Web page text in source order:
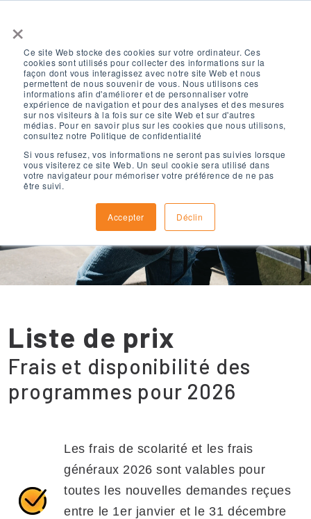
×
Ce site Web stocke des cookies sur votre ordinateur. Ces
cookies sont utilisés pour collecter des informations sur la
façon dont vous interagissez avec notre site Web et nous
permettent de nous souvenir de vous. Nous utilisons ces
informations afin d'améliorer et de personnaliser votre
expérience de navigation et pour des analyses et des mesures
sur nos visiteurs à la fois sur ce site Web et sur d'autres
médias. Pour en savoir plus sur les cookies que nous utilisons,
consultez notre Politique de confidentialité
Si vous refusez, vos informations ne seront pas suivies lorsque
vous visiterez ce site Web. Un seul cookie sera utilisé dans
votre navigateur pour mémoriser votre préférence de ne pas
être suivi.
Accepter Déclin
Liste de prix
Frais et disponibilité du
programme.
Liste de prix
Frais et disponibilité des
programmes pour 2026
Les frais de scolarité et les frais
généraux 2026 sont valables pour
toutes les nouvelles demandes reçues
entre le 1er janvier et le 31 décembre